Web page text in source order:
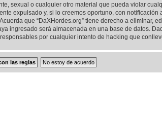
sexual o cualquier otro material que pueda violar
expulsado y, si lo creemos oportuno, con notificación
que “DaXHordes.org” tiene derecho a eliminar,
ingresado será almacenada en una base de datos.
por cualquier intento de hacking que